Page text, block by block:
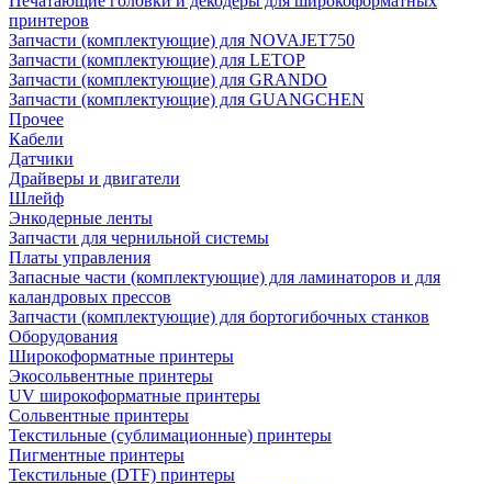
принтеров
Запчасти (комплектующие) для NOVAJET750
Запчасти (комплектующие) для LETOP
Запчасти (комплектующие) для GRANDO
Запчасти (комплектующие) для GUANGCHEN
Прочее
Кабели
Датчики
Драйверы и двигатели
Шлейф
Энкодерные ленты
Запчасти для чернильной системы
Платы управления
Запасные части (комплектующие) для ламинаторов и для
каландровых прессов
Запчасти (комплектующие) для бортогибочных станков
Оборудования
Широкоформатные принтеры
Экосольвентные принтеры
UV широкоформатные принтеры
Сольвентные принтеры
Текстильные (сублимационные) принтеры
Пигментные принтеры
Текстильные (DTF) принтеры